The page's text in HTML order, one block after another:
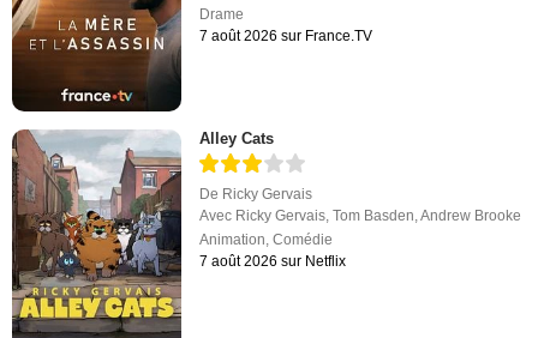
Drame
7 août 2026 sur France.TV
Alley Cats
De Ricky Gervais
Avec Ricky Gervais,Tom Basden,Andrew Brooke
Animation,Comédie
7 août 2026 sur Netflix